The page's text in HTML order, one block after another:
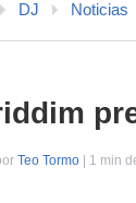
DJ Noticias
Teo Tormo | 1 min